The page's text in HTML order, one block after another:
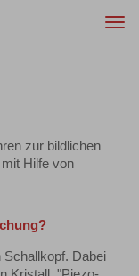
zur bildlichen
Hilfe von
Schallkopf. Dabei